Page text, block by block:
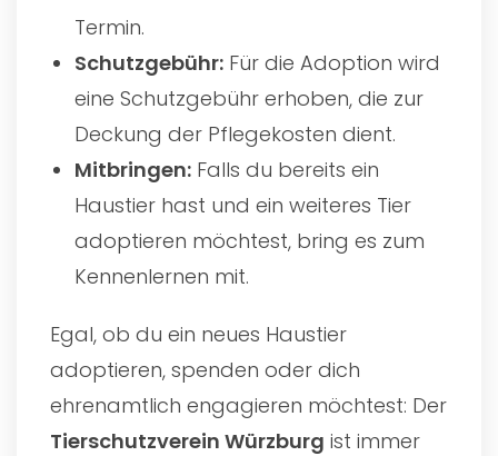
Termin.
Schutzgebühr: Für die Adoption wird
eine Schutzgebühr erhoben, die zur
Deckung der Pflegekosten dient.
Mitbringen: Falls du bereits ein
Haustier hast und ein weiteres Tier
adoptieren möchtest, bring es zum
Kennenlernen mit.
Egal, ob du ein neues Haustier
adoptieren, spenden oder dich
ehrenamtlich engagieren möchtest: Der
Tierschutzverein Würzburg ist immer